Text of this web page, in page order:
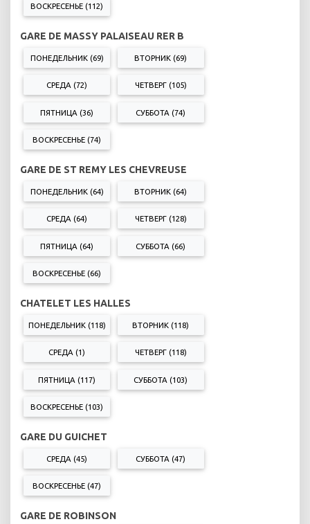
ВОСКРЕСЕНЬЕ (112)
GARE DE MASSY PALAISEAU RER B
ПОНЕДЕЛЬНИК (69) ВТОРНИК (69)
СРЕДА (72) ЧЕТВЕРГ (105)
ПЯТНИЦА (36) СУББОТА (74)
ВОСКРЕСЕНЬЕ (74)
GARE DE ST REMY LES CHEVREUSE
ПОНЕДЕЛЬНИК (64) ВТОРНИК (64)
СРЕДА (64) ЧЕТВЕРГ (128)
ПЯТНИЦА (64) СУББОТА (66)
ВОСКРЕСЕНЬЕ (66)
CHATELET LES HALLES
ПОНЕДЕЛЬНИК (118) ВТОРНИК (118)
СРЕДА (1) ЧЕТВЕРГ (118)
ПЯТНИЦА (117) СУББОТА (103)
ВОСКРЕСЕНЬЕ (103)
GARE DU GUICHET
СРЕДА (45) СУББОТА (47)
ВОСКРЕСЕНЬЕ (47)
GARE DE ROBINSON